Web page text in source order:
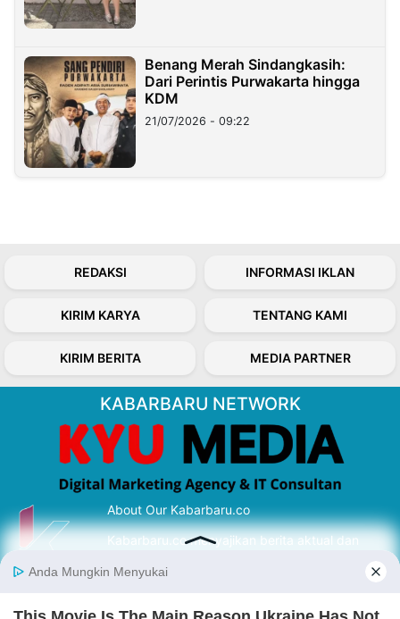
Benang Merah Sindangkasih:
Dari Perintis Purwakarta hingga
KDM
21/07/2026 - 09:22
REDAKSI INFORMASI IKLAN
KIRIM KARYA TENTANG KAMI
KIRIM BERITA MEDIA PARTNER
KABARBARU NETWORK
About Our Kabarbaru.co
Kabarbaru.co menyajikan berita aktual dan
serta terverifikasi dari sumber yang tepat.
Follow Kabarbaru